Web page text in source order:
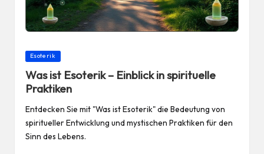
Posted
Esoterik
Was ist Esoterik – Einblick in spirituelle
Praktiken
Entdecken Sie mit "Was ist Esoterik" die Bedeutung von
spiritueller Entwicklung und mystischen Praktiken für den
Sinn des Lebens.